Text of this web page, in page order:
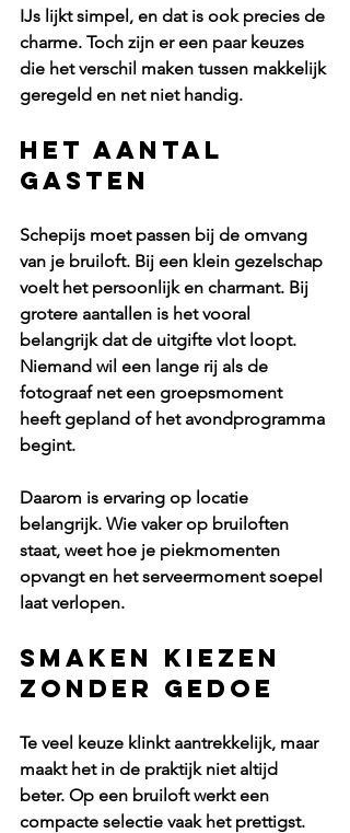
IJs lijkt simpel, en dat is ook precies de
charme. Toch zijn er een paar keuzes
die het verschil maken tussen makkelijk
geregeld en net niet handig.
Het aantal
gasten
Schepijs moet passen bij de omvang
van je bruiloft. Bij een klein gezelschap
voelt het persoonlijk en charmant. Bij
grotere aantallen is het vooral
belangrijk dat de uitgifte vlot loopt.
Niemand wil een lange rij als de
fotograaf net een groepsmoment
heeft gepland of het avondprogramma
begint.
Daarom is ervaring op locatie
belangrijk. Wie vaker op bruiloften
staat, weet hoe je piekmomenten
opvangt en het serveermoment soepel
laat verlopen.
Smaken kiezen
zonder gedoe
Te veel keuze klinkt aantrekkelijk, maar
maakt het in de praktijk niet altijd
beter. Op een bruiloft werkt een
compacte selectie vaak het prettigst.